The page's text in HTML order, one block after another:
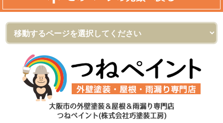
大阪市の外壁塗装＆屋根＆雨漏り専門店
つねペイント(株式会社巧塗装工房)